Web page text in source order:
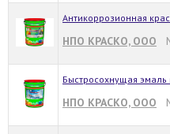
Антикоррозионная
НПО КРАСКО, ООО
Быстросохнущая
НПО КРАСКО, ООО